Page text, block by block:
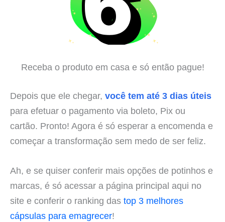
Receba o produto em casa e só então pague!
Depois que ele chegar, você tem até 3 dias úteis
para efetuar o pagamento via boleto, Pix ou
cartão. Pronto! Agora é só esperar a encomenda e
começar a transformação sem medo de ser feliz.
Ah, e se quiser conferir mais opções de potinhos e
marcas, é só acessar a página principal aqui no
site e conferir o ranking das top 3 melhores
cápsulas para emagrecer!